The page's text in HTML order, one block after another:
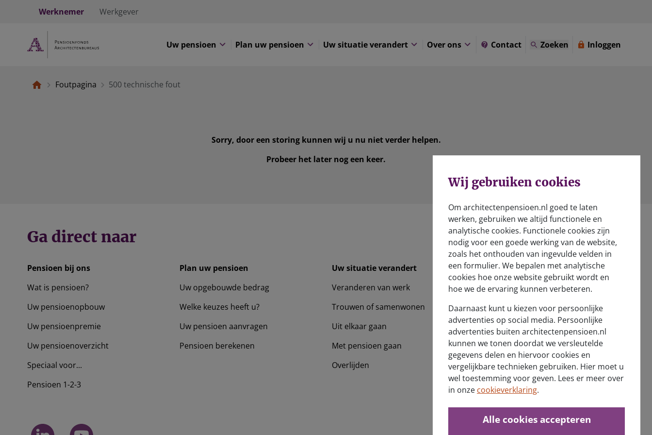
Werknemer Werkgever
Uw pensioen Plan uw pensioen Uw situatie verandert Over ons Contact Zoeken Inloggen
Foutpagina 500 technische fout
Sorry, door een storing kunnen wij u nu niet verder helpen.
Probeer het later nog een keer.
Ga direct naar
Pensioen bij ons
Wat is pensioen?
Uw pensioenopbouw
Uw pensioenpremie
Uw pensioenoverzicht
Speciaal voor...
Pensioen 1-2-3
Plan uw pensioen
Uw opgebouwde bedrag
Welke keuzes heeft u?
Uw pensioen aanvragen
Pensioen berekenen
Uw situatie verandert
Veranderen van werk
Trouwen of samenwonen
Uit elkaar gaan
Met pensioen gaan
Overlijden
Over ons
Wie zijn wij?
Verantwoord beleggen
Nieuwsberichten
Vernieuwd pensioenstelsel
Ontvang de nieuwsbrief
Wij gebruiken cookies
Om architectenpensioen.nl goed te laten
werken, gebruiken we altijd functionele en
analytische cookies. Functionele cookies zijn
nodig voor een goede werking van de website,
zoals het onthouden van ingevulde velden in
een formulier. We bepalen met analytische
cookies hoe onze website gebruikt wordt en
hoe we de ervaring kunnen verbeteren.
Daarnaast kunt u kiezen voor persoonlijke
advertenties op social media. Persoonlijke
advertenties buiten architectenpensioen.nl
kunnen we tonen doordat we versleutelde
gegevens delen en hiervoor cookies en
vergelijkbare technieken gebruiken. Hier moet u
wel toestemming voor geven. Lees er meer over
in onze cookieverklaring.
Alle cookies accepteren